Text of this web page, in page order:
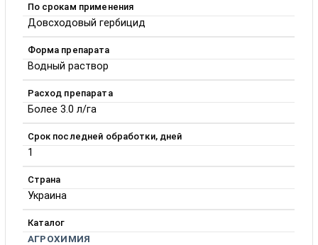
По срокам применения
Довсходовый гербицид
Форма препарата
Водный раствор
Расход препарата
Более 3.0 л/га
Срок последней обработки, дней
1
Страна
Украина
Каталог
АГРОХИМИЯ